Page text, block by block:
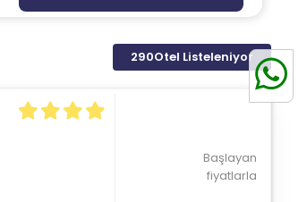
290Otel Listeleniyor
Başlayan
fiyatlarla